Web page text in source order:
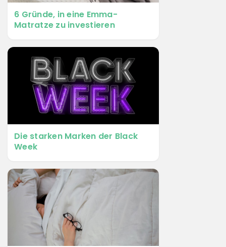
6 Gründe, in eine Emma-
Matratze zu investieren
Die starken Marken der Black
Week